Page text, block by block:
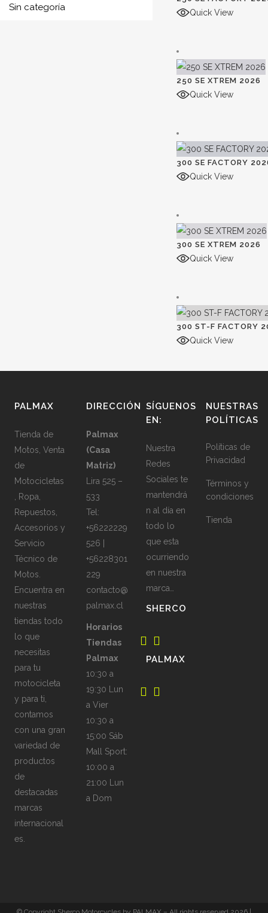
Sin categoría Quick View
250 SE XTREM 2026
Quick View
300 SE FACTORY
Quick View
300 SE XTREM 2026
Quick View
300 ST-F FACTORY
Quick View
PALMAX
Tienda de
Motos, Venta
de
Motocicletas
, Ropa,
Repuestos,
Accesorios y
Servicio
Técnico de
Motos.
Encuentra en
nuestras
tiendas todo
lo que
necesitas
para tu
motocicleta
y para ti,
contamos
con una gran
variedad de
productos
de
destacadas
marcas
internacional
es.
DIRECCIÓN
Palmax
(Casa
Matriz)
Lira 525 –
533
Tel:
+56222229
526 |
+56228301
229
contacto@
palmax.cl
Horarios
Tiendas
Palmax
10:30 a
19:30 Lun
a Vier
10:30 a
15:00 Sáb
Mall Sport:
10:00 a
21:00 Lun
a Dom
SÍGUENOS
EN:
Nuestra
Redes
Sociales te
mantendrá
n al día en
todo lo
que esta
ocurriendo
en nuestra
marca…
SHERCO
PALMAX
NUESTRAS
POLÍTICAS
Políticas de
Privacidad
Términos y
condiciones
Tienda